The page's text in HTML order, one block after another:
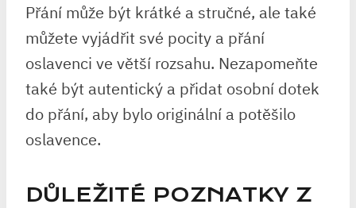
Přání může být krátké a stručné, ale také
můžete vyjádřit své pocity a přání
oslavenci ve větší rozsahu. Nezapomeňte
také být autentický a přidat osobní dotek
do přání, aby bylo originální a potěšilo
oslavence.
DŮLEŽITÉ POZNATKY Z